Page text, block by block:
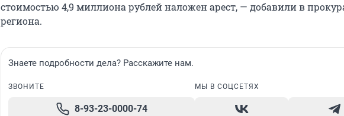
стоимостью 4,9 миллиона рублей наложен арест, — добавили в
региона.
Знаете подробности дела? Расскажите нам.
ЗВОНИТЕ
8-93-23-0000-74
МЫ В СОЦСЕТЯХ